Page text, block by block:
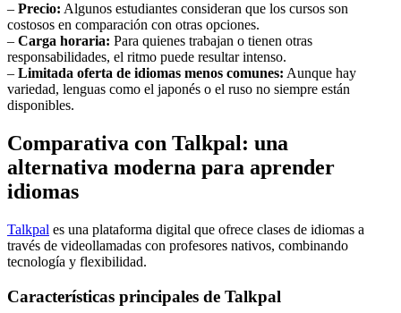
– Precio: Algunos estudiantes consideran que los cursos son
costosos en comparación con otras opciones.
– Carga horaria: Para quienes trabajan o tienen otras
responsabilidades, el ritmo puede resultar intenso.
– Limitada oferta de idiomas menos comunes: Aunque hay
variedad, lenguas como el japonés o el ruso no siempre están
disponibles.
Comparativa con Talkpal: una
alternativa moderna para aprender
idiomas
Talkpal es una plataforma digital que ofrece clases de idiomas a
través de videollamadas con profesores nativos, combinando
tecnología y flexibilidad.
Características principales de Talkpal